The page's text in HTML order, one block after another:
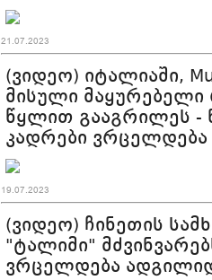
21.07.2023
(ვიდეო) იტალიაში,
მისული მაყურებელი
წყლით გააგრილეს -
კადრები ვრცელდება
19.07.2023
(ვიდეო) ჩინეთის
"ტალიმი"
ვრცელდება